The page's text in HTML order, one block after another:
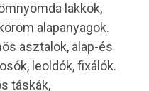
lakkok,
alapanyagok.
asztalok, alap-és
leoldók, fixálók.
táskák,